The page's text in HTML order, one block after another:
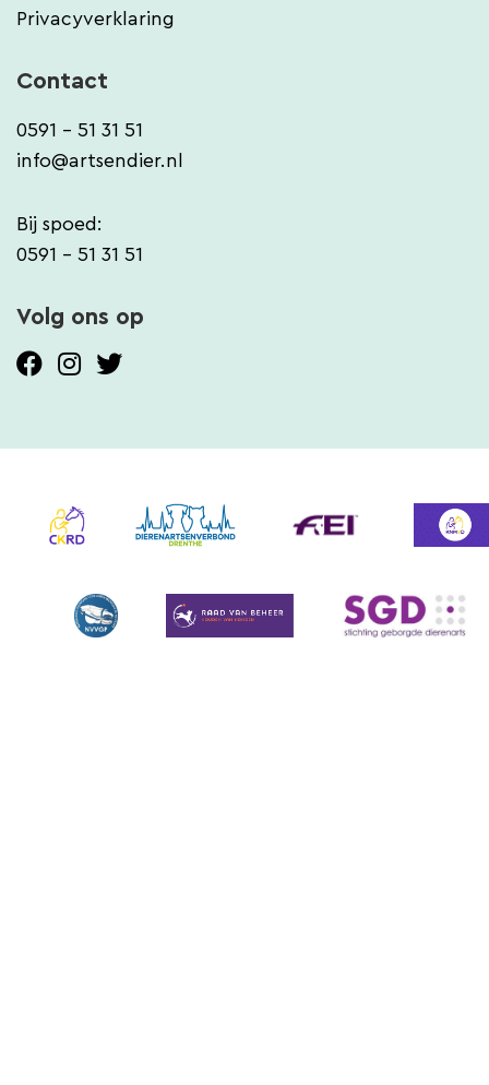
Privacyverklaring
Contact
0591 - 51 31 51
info@artsendier.nl
Bij spoed:
0591 - 51 31 51
Volg ons op